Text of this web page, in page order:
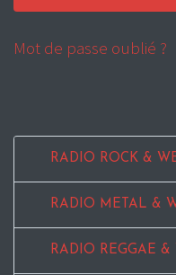
Mot de passe oublié ?
RADIO ROCK &
RADIO METAL &
RADIO REGGAE